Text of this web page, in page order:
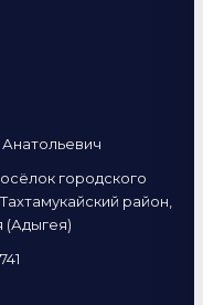
городского
район,
(Адыгея)